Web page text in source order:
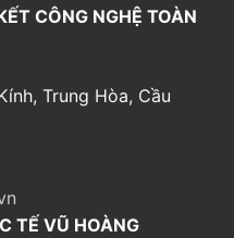
CÔNG NGHỆ TOÀN
Trung Hòa, Cầu
TẾ VŨ HOÀNG